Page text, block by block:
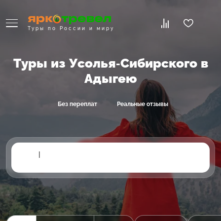
Туры по России и миру
Туры из Усолья-Сибирского в
Адыгею
Без переплат Реальные отзывы
|